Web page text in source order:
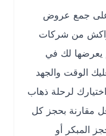
عروض
من شركات
لك في
والجهد
لرحلة ذهاب
بحجز كل
أو